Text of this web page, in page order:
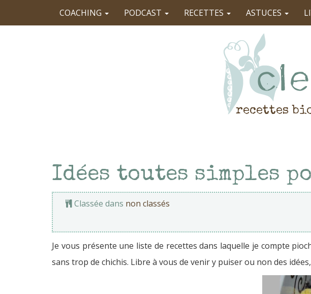
COACHING PODCAST RECETTES ASTUCES
recettes
Idées toutes simples
Classée dans non classés
Je vous présente une liste de recettes dans laquelle je compte
sans trop de chichis. Libre à vous de venir y puiser ou non des